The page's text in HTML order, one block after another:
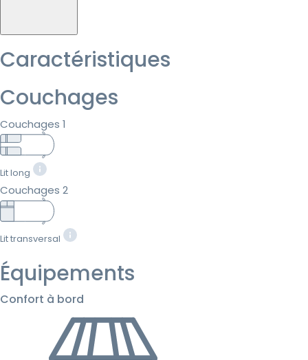
Caractéristiques
Couchages
Couchages 1
Lit long
Couchages 2
Lit transversal
Équipements
Confort à bord